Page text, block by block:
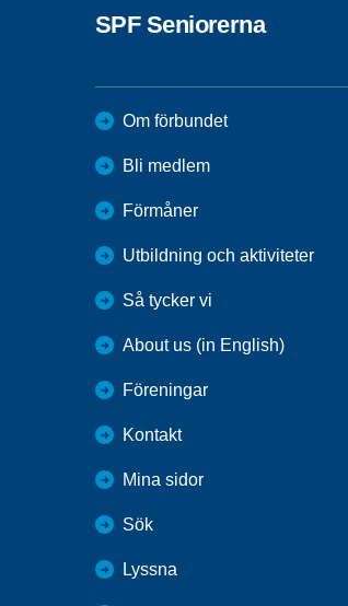
SPF Seniorerna
Om förbundet
Bli medlem
Förmåner
Utbildning och aktiviteter
Så tycker vi
About us (in English)
Föreningar
Kontakt
Mina sidor
Sök
Lyssna